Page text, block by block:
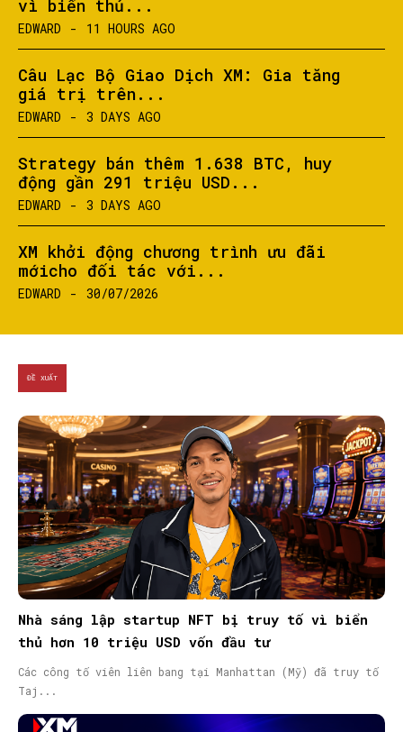
vì biển thủ...
EDWARD - 11 HOURS AGO
Câu Lạc Bộ Giao Dịch XM: Gia tăng
giá trị trên...
EDWARD - 3 DAYS AGO
Strategy bán thêm 1.638 BTC, huy
động gần 291 triệu USD...
EDWARD - 3 DAYS AGO
XM khởi động chương trình ưu đãi
mớicho đối tác với...
EDWARD - 30/07/2026
ĐỀ XUẤT
Nhà sáng lập startup NFT bị truy tố vì biển
thủ hơn 10 triệu USD vốn đầu tư
Các công tố viên liên bang tại Manhattan (Mỹ) đã truy tố
Taj...